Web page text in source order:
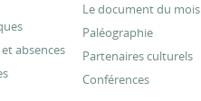
absences
Le document du mois
Paléographie
Partenaires culturels
Conférences